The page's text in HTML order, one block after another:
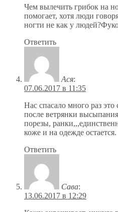
Чем вылечить грибок на
помогает, хотя люди
ногти не как у
Ответить
Ася:
07.06.2017 в 11:35
Нас спасало много раз
после ветрянки
порезы,
коже и на одежде остается.
Ответить
Сава:
13.06.2017 в 12:29